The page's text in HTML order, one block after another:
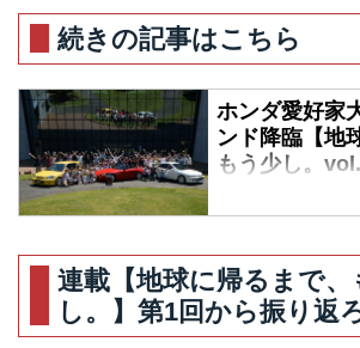
続きの記事はこちら
ホンダ愛好家
ンド降臨【地
もう少し。
Honda | ア・
（リトホン）
バラードスポー
をこよなく愛す
嘉啓氏の愛車
ーはなんと70万
連載【地球に帰るまで、
し。】第1回から振り返